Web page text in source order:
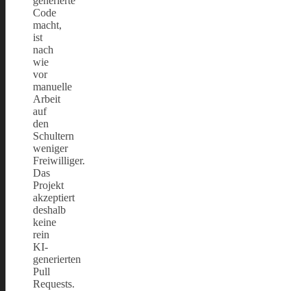
Code
macht,
ist
nach
wie
vor
manuelle
Arbeit
auf
den
Schultern
weniger
Freiwilliger.
Das
Projekt
akzeptiert
deshalb
keine
rein
KI-
generierten
Pull
Requests.